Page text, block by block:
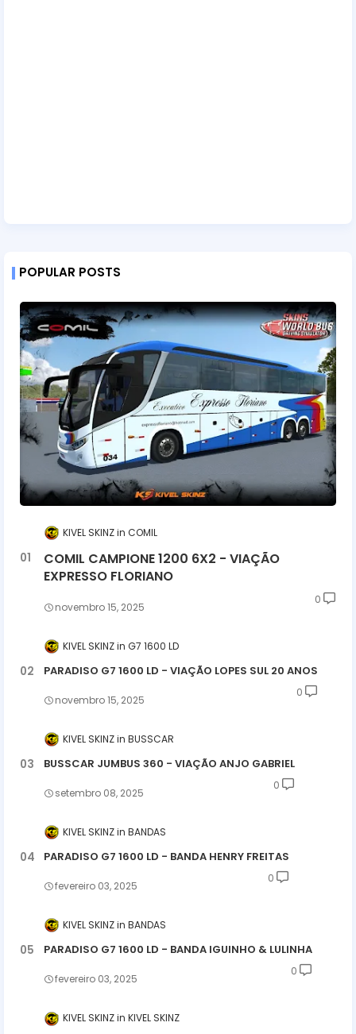
POPULAR POSTS
KIVEL SKINZ COMIL
COMIL CAMPIONE 1200 6X2 - VIAÇÃO
EXPRESSO FLORIANO
novembro 15, 2025
0
KIVEL SKINZ G7 1600 LD
PARADISO G7 1600 LD - VIAÇÃO LOPES SUL 20 ANOS
novembro 15, 2025
0
KIVEL SKINZ BUSSCAR
BUSSCAR JUMBUS 360 - VIAÇÃO ANJO GABRIEL
setembro 08, 2025
0
KIVEL SKINZ BANDAS
PARADISO G7 1600 LD - BANDA HENRY FREITAS
fevereiro 03, 2025
0
KIVEL SKINZ BANDAS
PARADISO G7 1600 LD - BANDA IGUINHO & LULINHA
fevereiro 03, 2025
0
KIVEL SKINZ KIVEL SKINZ